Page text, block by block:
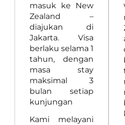
masuk ke New
Zealand –
diajukan di
Jakarta. Visa
berlaku selama 1
tahun, dengan
masa stay
maksimal 3
bulan setiap
kunjungan
Kami melayani